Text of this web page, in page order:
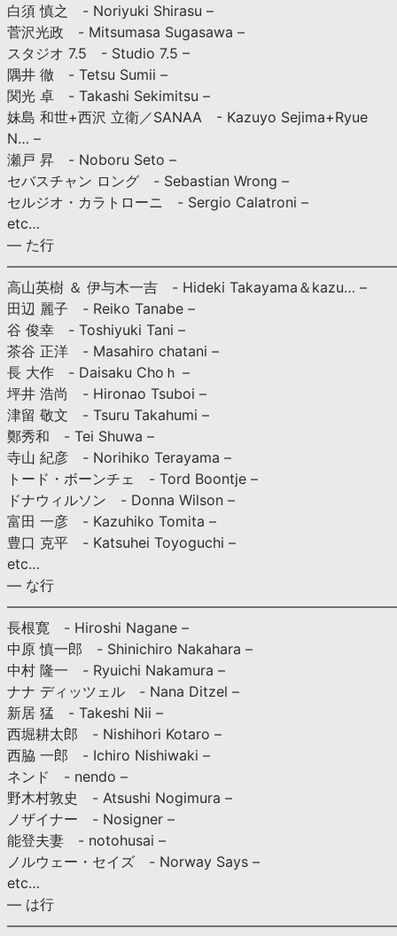
白須 慎之 - Noriyuki Shirasu –
菅沢光政 - Mitsumasa Sugasawa –
スタジオ 7.5 - Studio 7.5 –
隅井 徹 - Tetsu Sumii –
関光 卓 - Takashi Sekimitsu –
妹島 和世+西沢 立衛／SANAA - Kazuyo Sejima+Ryue
N… –
瀬戸 昇 - Noboru Seto –
セバスチャン ロング - Sebastian Wrong –
セルジオ・カラトローニ - Sergio Calatroni –
etc…
— た行
高山英樹 ＆ 伊与木一吉 - Hideki Takayama＆kazu… –
田辺 麗子 - Reiko Tanabe –
谷 俊幸 - Toshiyuki Tani –
茶谷 正洋 - Masahiro chatani –
長 大作 - Daisaku Choｈ –
坪井 浩尚 - Hironao Tsuboi –
津留 敬文 - Tsuru Takahumi –
鄭秀和 - Tei Shuwa –
寺山 紀彦 - Norihiko Terayama –
トード・ボーンチェ - Tord Boontje –
ドナウィルソン - Donna Wilson –
富田 一彦 - Kazuhiko Tomita –
豊口 克平 - Katsuhei Toyoguchi –
etc…
— な行
長根寛 - Hiroshi Nagane –
中原 慎一郎 - Shinichiro Nakahara –
中村 隆一 - Ryuichi Nakamura –
ナナ ディッツェル - Nana Ditzel –
新居 猛 - Takeshi Nii –
西堀耕太郎 - Nishihori Kotaro –
西脇 一郎 - Ichiro Nishiwaki –
ネンド - nendo –
野木村敦史 - Atsushi Nogimura –
ノザイナー - Nosigner –
能登夫妻 - notohusai –
ノルウェー・セイズ - Norway Says –
etc…
— は行